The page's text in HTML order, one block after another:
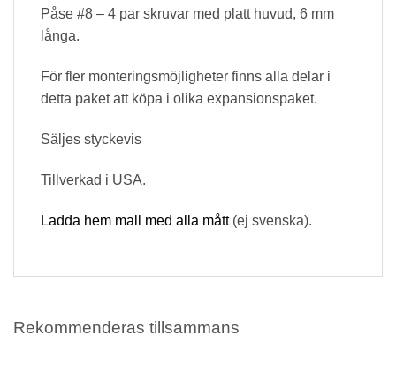
Påse #8 – 4 par skruvar med platt huvud, 6 mm
långa.
För fler monteringsmöjligheter finns alla delar i
detta paket att köpa i olika expansionspaket.
Säljes styckevis
Tillverkad i USA.
Ladda hem mall med alla mått (ej svenska).
Rekommenderas tillsammans